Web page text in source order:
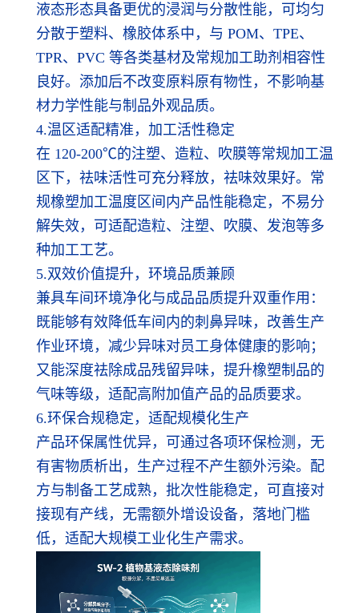
液态形态具备更优的浸润与分散性能，可均匀
分散于塑料、橡胶体系中，与 POM、TPE、
TPR、PVC 等各类基材及常规加工助剂相容性
良好。添加后不改变原料原有物性，不影响基
材力学性能与制品外观品质。
4.温区适配精准，加工活性稳定
在 120-200℃的注塑、造粒、吹膜等常规加工温
区下，祛味活性可充分释放，祛味效果好。常
规橡塑加工温度区间内产品性能稳定，不易分
解失效，可适配造粒、注塑、吹膜、发泡等多
种加工工艺。
5.双效价值提升，环境品质兼顾
兼具车间环境净化与成品品质提升双重作用：
既能够有效降低车间内的刺鼻异味，改善生产
作业环境，减少异味对员工身体健康的影响；
又能深度祛除成品残留异味，提升橡塑制品的
气味等级，适配高附加值产品的品质要求。
6.环保合规稳定，适配规模化生产
产品环保属性优异，可通过各项环保检测，无
有害物质析出，生产过程不产生额外污染。配
方与制备工艺成熟，批次性能稳定，可直接对
接现有产线，无需额外增设设备，落地门槛
低，适配大规模工业化生产需求。